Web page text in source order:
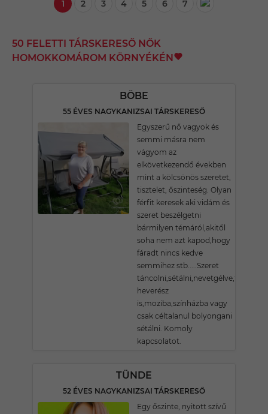
1 2 3 4 5 6 7
50 FELETTI TÁRSKERESŐ NŐK
HOMOKKOMÁROM KÖRNYÉKÉN
BÖBE
55 ÉVES NAGYKANIZSAI TÁRSKERESŐ
Egyszerű nő vagyok és
semmi másra nem
vágyom az
elkövetkezendő években
mint a kölcsönös szeretet,
tisztelet, őszinteség. Olyan
férfit keresek aki vidám és
szeret beszélgetni
bármilyen témáról,akitől
soha nem azt kapod,hogy
fáradt nincs kedve
semmihez stb.....Szeret
táncolni,sétálni,nevetgélve,fűbe
heverész
is,moziba,színházba vagy
csak céltalanul bolyongani
sétálni. Komoly
kapcsolatot.
TÜNDE
52 ÉVES NAGYKANIZSAI TÁRSKERESŐ
Egy őszinte, nyitott szívű